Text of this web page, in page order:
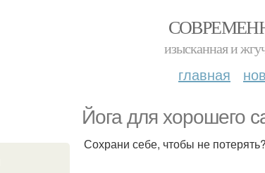
изысканная и
главная
Йога для хорошего
Сохрани себе, чтобы не потерять?